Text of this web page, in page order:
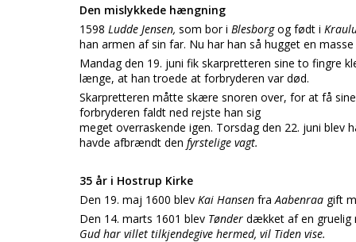
Den mislykkede hængning
1598 Ludde Jensen, som bor i Blesborgog født i
han armen af sin far. Nu har han så hugget en
Mandag den 19. juni fik skarpretteren sine to fingre
længe, at han troede at forbryderen var død.
Skarpretteren måtte skære snoren over, for at få
forbryderen faldt ned rejste han sig
meget overraskende igen. Torsdag den 22. juni
havde afbrændt den fyrstelige vagt.
35 år i Hostrup Kirke
Den 19. maj 1600 blev Kai Hansen fraAabenraa gift
Den 14. marts 1601 blev Tønder dækket af en gruelig
Gud har villet tilkjendegive hermed, vil Tiden vise.